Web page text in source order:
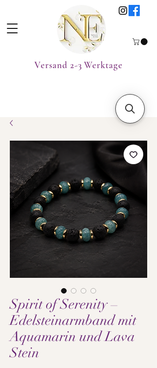
Versand 2-3 Werktage
Spirit of Serenity –
Edelsteinarmband mit
Aquamarin und Lava
Stein